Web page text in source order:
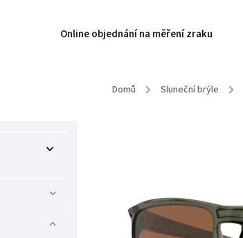
Online objednání na měření zraku
Domů / Sluneční brýle /